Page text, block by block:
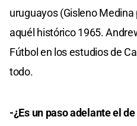
uruguayos (Gisleno
aquél histórico 1965.
Fútbol en los estudios de
todo.
-¿Es un paso adelante el